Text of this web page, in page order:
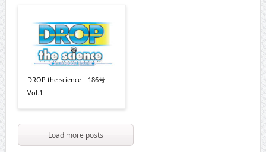
DROP the science 186号
Vol.1
Load more posts